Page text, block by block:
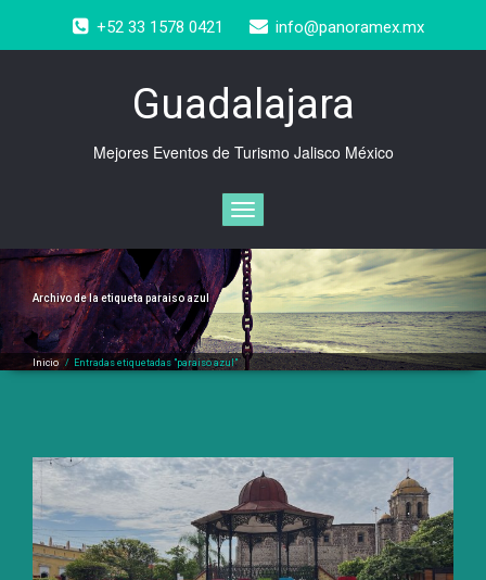
contenido
+52 33 1578 0421 info@panoramex.mx
Guadalajara
Mejores Eventos de Turismo Jalisco México
Cambiar
navegación
Archivo de la etiquetaparaiso azul
Inicio / Entradas etiquetadas "paraiso azul"